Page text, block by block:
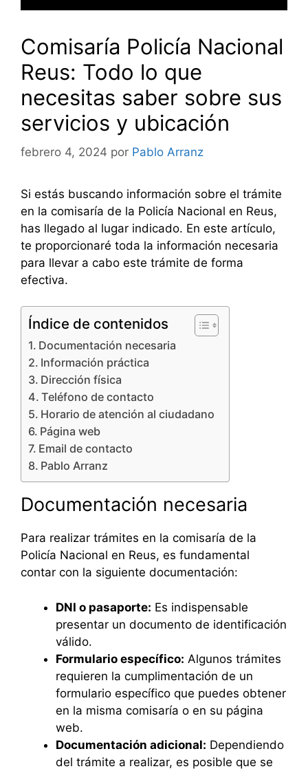
Comisaría Policía Nacional
Reus: Todo lo que
necesitas saber sobre sus
servicios y ubicación
febrero 4, 2024 por Pablo Arranz
Si estás buscando información sobre el trámite
en la comisaría de la Policía Nacional en Reus,
has llegado al lugar indicado. En este artículo,
te proporcionaré toda la información necesaria
para llevar a cabo este trámite de forma
efectiva.
Índice de contenidos
Documentación necesaria
Información práctica
Dirección física
Teléfono de contacto
Horario de atención al ciudadano
Página web
Email de contacto
Pablo Arranz
Documentación necesaria
Para realizar trámites en la comisaría de la
Policía Nacional en Reus, es fundamental
contar con la siguiente documentación:
DNI o pasaporte: Es indispensable
presentar un documento de identificación
válido.
Formulario específico: Algunos trámites
requieren la cumplimentación de un
formulario específico que puedes obtener
en la misma comisaría o en su página
web.
Documentación adicional: Dependiendo
del trámite a realizar, es posible que se